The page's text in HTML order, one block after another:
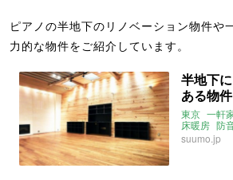
ピアノの半地下のリノベーション物件や
力的な物件をご紹介しています。
半地下
ある物件
東京 一軒
床暖房 防
楽器 ダンス
suumo.jp